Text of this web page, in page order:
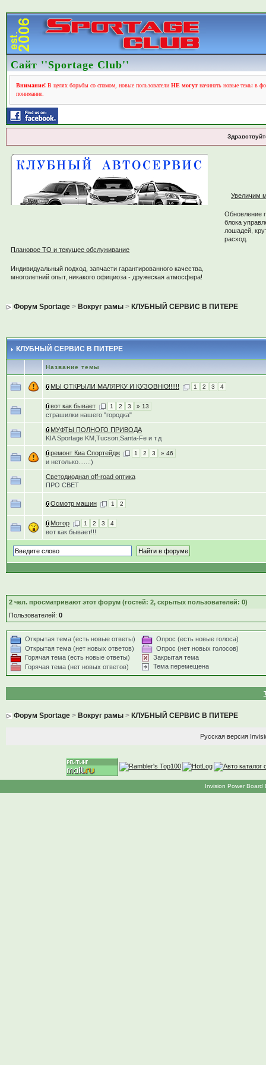
Сайт ''Sportage Club''
Внимание!В целях борьбы со спамом, новые пользователи НЕ могутначинать новые темы в
понимание.
Плановое ТО и текущее обслуживание
Индивидуальный подход, запчасти гарантированного качества,
многолетний опыт, никакого официоза - дружеская атмосфера!
Увеличим
Обновление
блока
лошадей,
расход.
Форум Sportage> Вокруг рамы> КЛУБНЫЙ СЕРВИС В ПИТЕРЕ
КЛУБНЫЙ СЕРВИС В ПИТЕРЕ
Название темы
МЫ ОТКРЫЛИ МАЛЯРКУ И КУЗОВНЮ!!!!!! 1 2 3 4
вот как бывает 1 2 3 » 13
страшилки нашего "городка"
МУФТЫ ПОЛНОГО ПРИВОДА
KIA Sportage KM,Tucson,Santa-Fe и т.д
ремонт Киа Спортейдж 1 2 3 » 46
и нетолько......:)
Светодиодная off-road оптика
ПРО СВЕТ
Осмотр машин 1 2
Мотор 1 2 3 4
вот как бывает!!!
2чел. просматривают этот форум (гостей: 2, скрытых пользователей: 0)
Пользователей: 0
Открытая тема (есть новые ответы)
Открытая тема (нет новых ответов)
Горячая тема (есть новые ответы)
Горячая тема (нет новых ответов)
Опрос (есть новые голоса)
Опрос (нет новых голосов)
Закрытая тема
Тема перемещена
Форум Sportage> Вокруг рамы> КЛУБНЫЙ СЕРВИС В ПИТЕРЕ
Русская версия
Invision Power